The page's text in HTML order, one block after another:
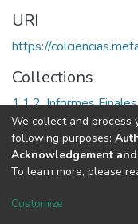
URI
https://
Collections
1.1.2. Informes Finales
Full item page
DSpace software
Cookie
We collect and process
following purposes:
Acknowledgement
To learn more, please
Customize